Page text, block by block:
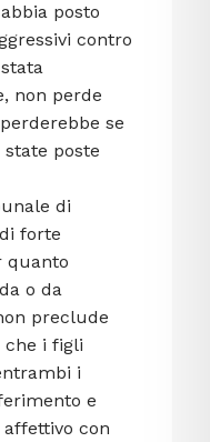
posto
contro
non perde
se
poste
di
forte
quanto
o da
preclude
che i figli
i
e
con